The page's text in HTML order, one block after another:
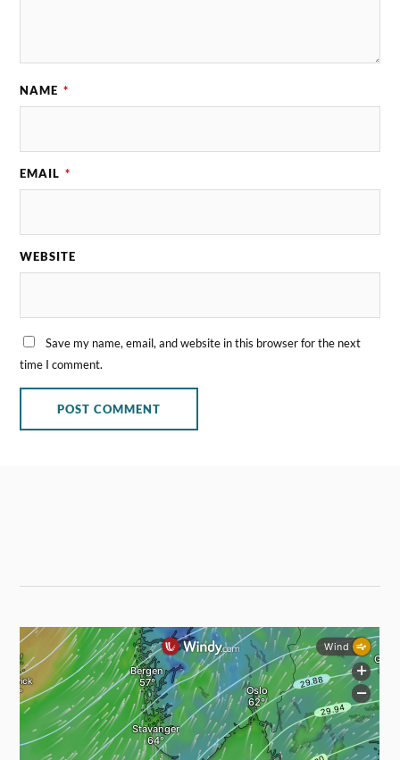
NAME *
EMAIL *
WEBSITE
Save my name, email, and website in this browser for the next
time I comment.